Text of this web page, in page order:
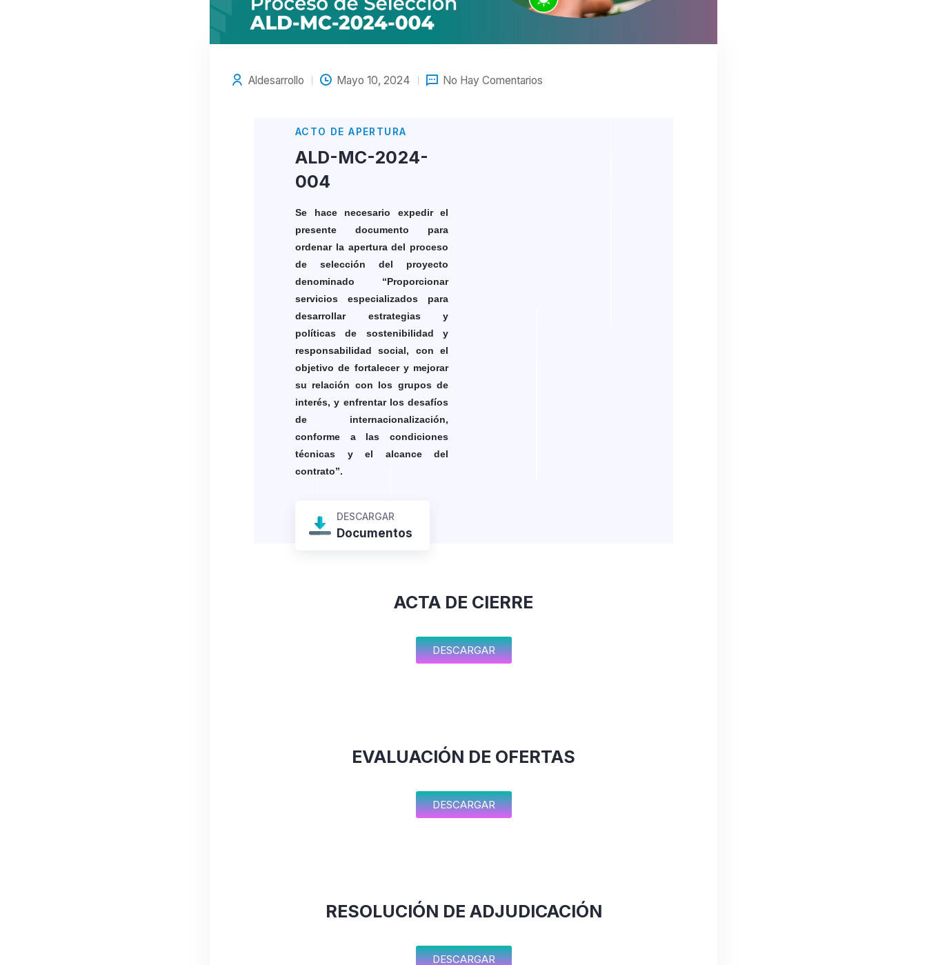
Aldesarrollo Mayo 10, 2024 No Hay Comentarios
ACTO DE APERTURA
ALD-MC-2024-
004
Se hace necesario expedir el
presente documento para
ordenar la apertura del proceso
de selección del proyecto
denominado “Proporcionar
servicios especializados para
desarrollar estrategias y
políticas de sostenibilidad y
responsabilidad social, con el
objetivo de fortalecer y mejorar
su relación con los grupos de
interés, y enfrentar los desafíos
de internacionalización,
conforme a las condiciones
técnicas y el alcance del
contrato”.
DESCARGAR
Documentos
ACTA DE CIERRE
DESCARGAR
EVALUACIÓN DE OFERTAS
DESCARGAR
RESOLUCIÓN DE ADJUDICACIÓN
DESCARGAR